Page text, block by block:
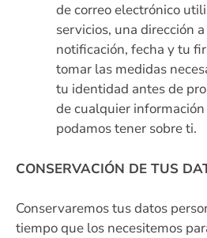
de correo electrónico
servicios, una dirección
notificación, fecha y tu
tomar las medidas
tu identidad antes de
de cualquier
podamos tener sobre ti.
CONSERVACIÓN DE TUS
Conservaremos tus datos
tiempo que los necesitemos